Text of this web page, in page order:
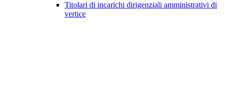
Titolari di incarichi dirigenziali amministrativi di
vertice